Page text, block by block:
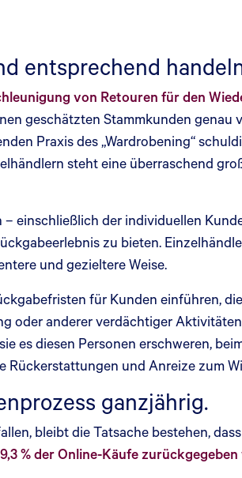
entsprechend
von Retouren für den
geschätzten Stammkunden
Praxis des „Wardrobening“
steht eine überraschend
einschließlich der individuellen
zu bieten.
und gezieltere Weise.
für Kunden einführen,
oder anderer verdächtiger
es diesen Personen erschweren,
Rückerstattungen und Anreize zum
ganzjährig.
bleibt die Tatsache bestehen,
% der Online-Käufe